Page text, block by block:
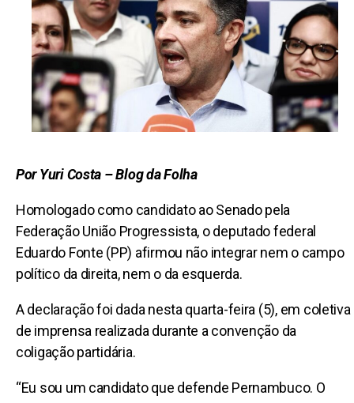
Por Yuri Costa – Blog da Folha
Homologado como candidato ao Senado pela
Federação União Progressista, o deputado federal
Eduardo Fonte (PP) afirmou não integrar nem o campo
político da direita, nem o da esquerda.
A declaração foi dada nesta quarta-feira (5), em coletiva
de imprensa realizada durante a convenção da
coligação partidária.
“Eu sou um candidato que defende Pernambuco. O